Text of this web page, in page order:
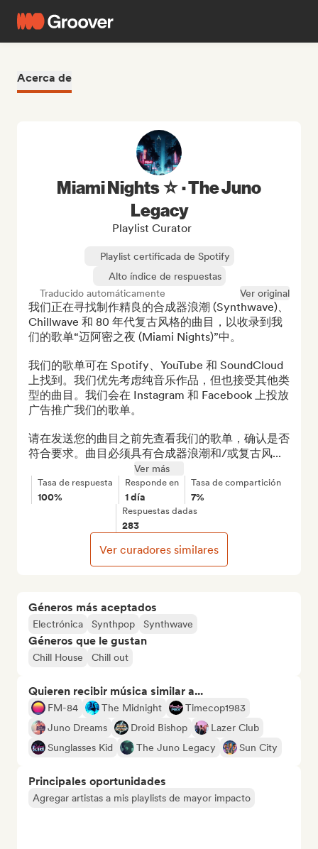
Acerca de
Géneros más aceptados
Electrónica Synthpop Synthwave
Géneros que le gustan
Chill House Chill out
Quieren recibir música similar a...
FM-84 The Midnight
Timecop1983
Juno Dreams
Droid Bishop
Lazer Club
Sunglasses Kid
The Juno Legacy Sun City
Principales oportunidades
Agregar artistas a mis playlists de mayor impacto
Miami Nights ☆ · The Juno
Legacy
Playlist Curator
Playlist certificada de Spotify
Alto índice de respuestas
Traducido automáticamente
Ver original
我们正在寻找制作精良的合成器浪潮 (Synthwave)、
Chillwave 和 80 年代复古风格的曲目，以收录到我
们的歌单“迈阿密之夜 (Miami Nights)”中。
我们的歌单可在 Spotify、YouTube 和 SoundCloud
上找到。我们优先考虑纯音乐作品，但也接受其他类
型的曲目。我们会在 Instagram 和 Facebook 上投放
广告推广我们的歌单。
请在发送您的曲目之前先查看我们的歌单，确认是否
符合要求。曲目必须具有合成器浪潮和/或复古风...
Ver más
Tasa de respuesta
100%
Responde en
1 día
Tasa de compartición
7%
Respuestas dadas
283
Ver curadores similares